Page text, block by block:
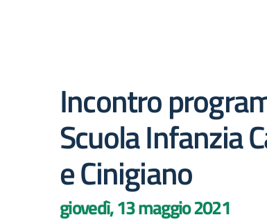
Incontro
Scuola Infanzia
e Cinigiano
giovedì, 13 maggio 2021